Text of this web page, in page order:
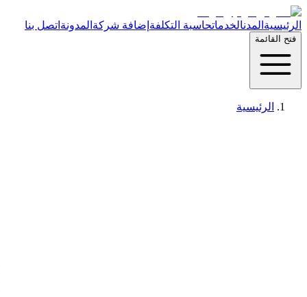
الرئيسية المدنالخدماتحاسبة التكلفة إضافة شركة المدونة اتصل بنا
فتح القائمة
الرئيسية